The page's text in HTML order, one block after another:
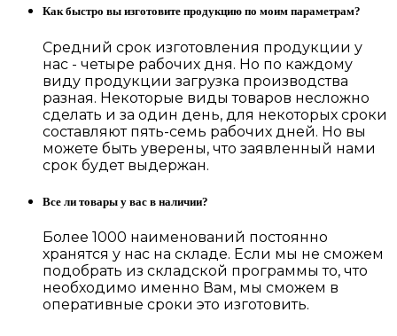
Как быстро вы изготовите продукцию по моим параметрам?
Средний срок изготовления продукции у
нас - четыре рабочих дня. Но по каждому
виду продукции загрузка производства
разная. Некоторые виды товаров несложно
сделать и за один день, для некоторых сроки
составляют пять-семь рабочих дней. Но вы
можете быть уверены, что заявленный нами
срок будет выдержан.
Все ли товары у вас в наличии?
Более 1000 наименований постоянно
хранятся у нас на складе. Если мы не сможем
подобрать из складской программы то, что
необходимо именно Вам, мы сможем в
оперативные сроки это изготовить.